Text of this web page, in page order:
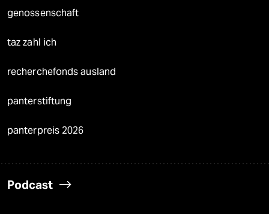
genossenschaft
taz zahl ich
recherchefonds ausland
panterstiftung
panterpreis 2026
Podcast